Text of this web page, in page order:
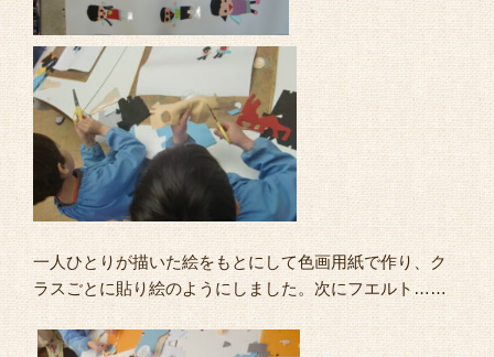
一人ひとりが描いた絵をもとにして色画用紙で作り、ク
ラスごとに貼り絵のようにしました。次にフエルト……